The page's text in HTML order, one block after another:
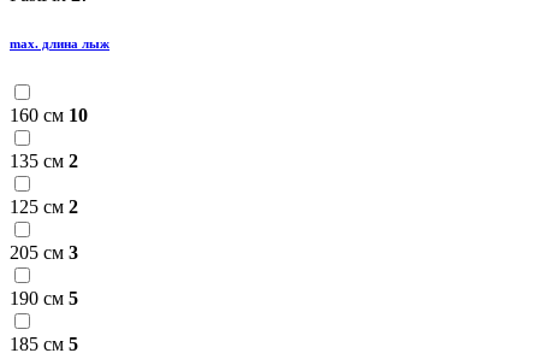
max. длина лыж
160 см 10
135 см 2
125 см 2
205 см 3
190 см 5
185 см 5